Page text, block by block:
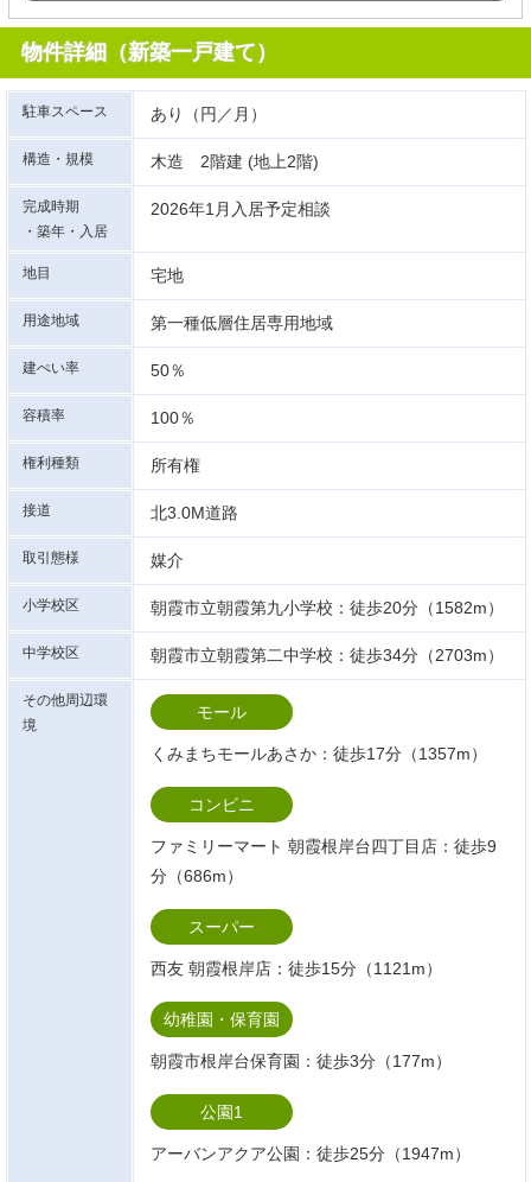
物件詳細（新築一戸建て）
駐車スペース あり（円／月）
構造・規模 木造 2階建 (地上2階)
完成時期
・築年・入居
2026年1月入居予定相談
地目 宅地
用途地域 第一種低層住居専用地域
建ぺい率 50％
容積率 100％
権利種類 所有権
接道 北3.0M道路
取引態様 媒介
小学校区 朝霞市立朝霞第九小学校：徒歩20分（1582m）
中学校区 朝霞市立朝霞第二中学校：徒歩34分（2703m）
その他周辺環
境
モール
くみまちモールあさか：徒歩17分（1357m）
コンビニ
ファミリーマート 朝霞根岸台四丁目店：徒歩9
分（686m）
スーパー
西友 朝霞根岸店：徒歩15分（1121m）
幼稚園・保育園
朝霞市根岸台保育園：徒歩3分（177m）
公園1
アーバンアクア公園：徒歩25分（1947m）